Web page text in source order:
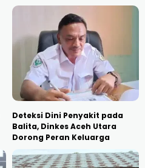
Deteksi Dini Penyakit pada
Balita, Dinkes Aceh Utara
Dorong Peran Keluarga